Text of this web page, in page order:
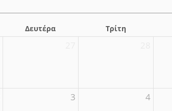
Δευτέρα Τρίτη
3 4